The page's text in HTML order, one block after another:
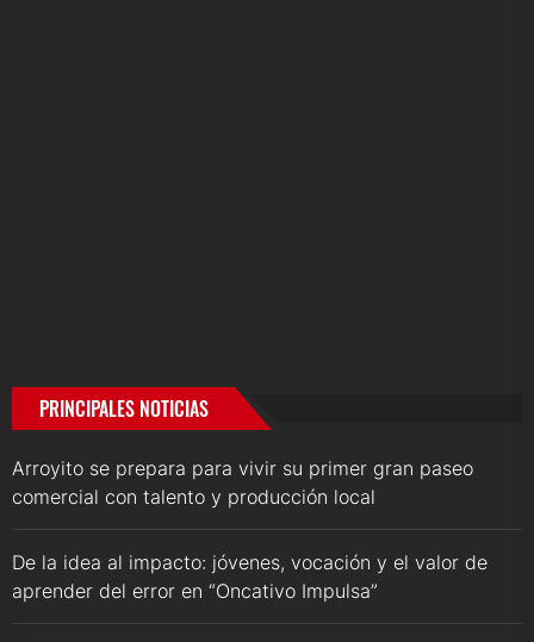
PRINCIPALES NOTICIAS
Arroyito se prepara para vivir su primer gran paseo
comercial con talento y producción local
De la idea al impacto: jóvenes, vocación y el valor de
aprender del error en “Oncativo Impulsa”